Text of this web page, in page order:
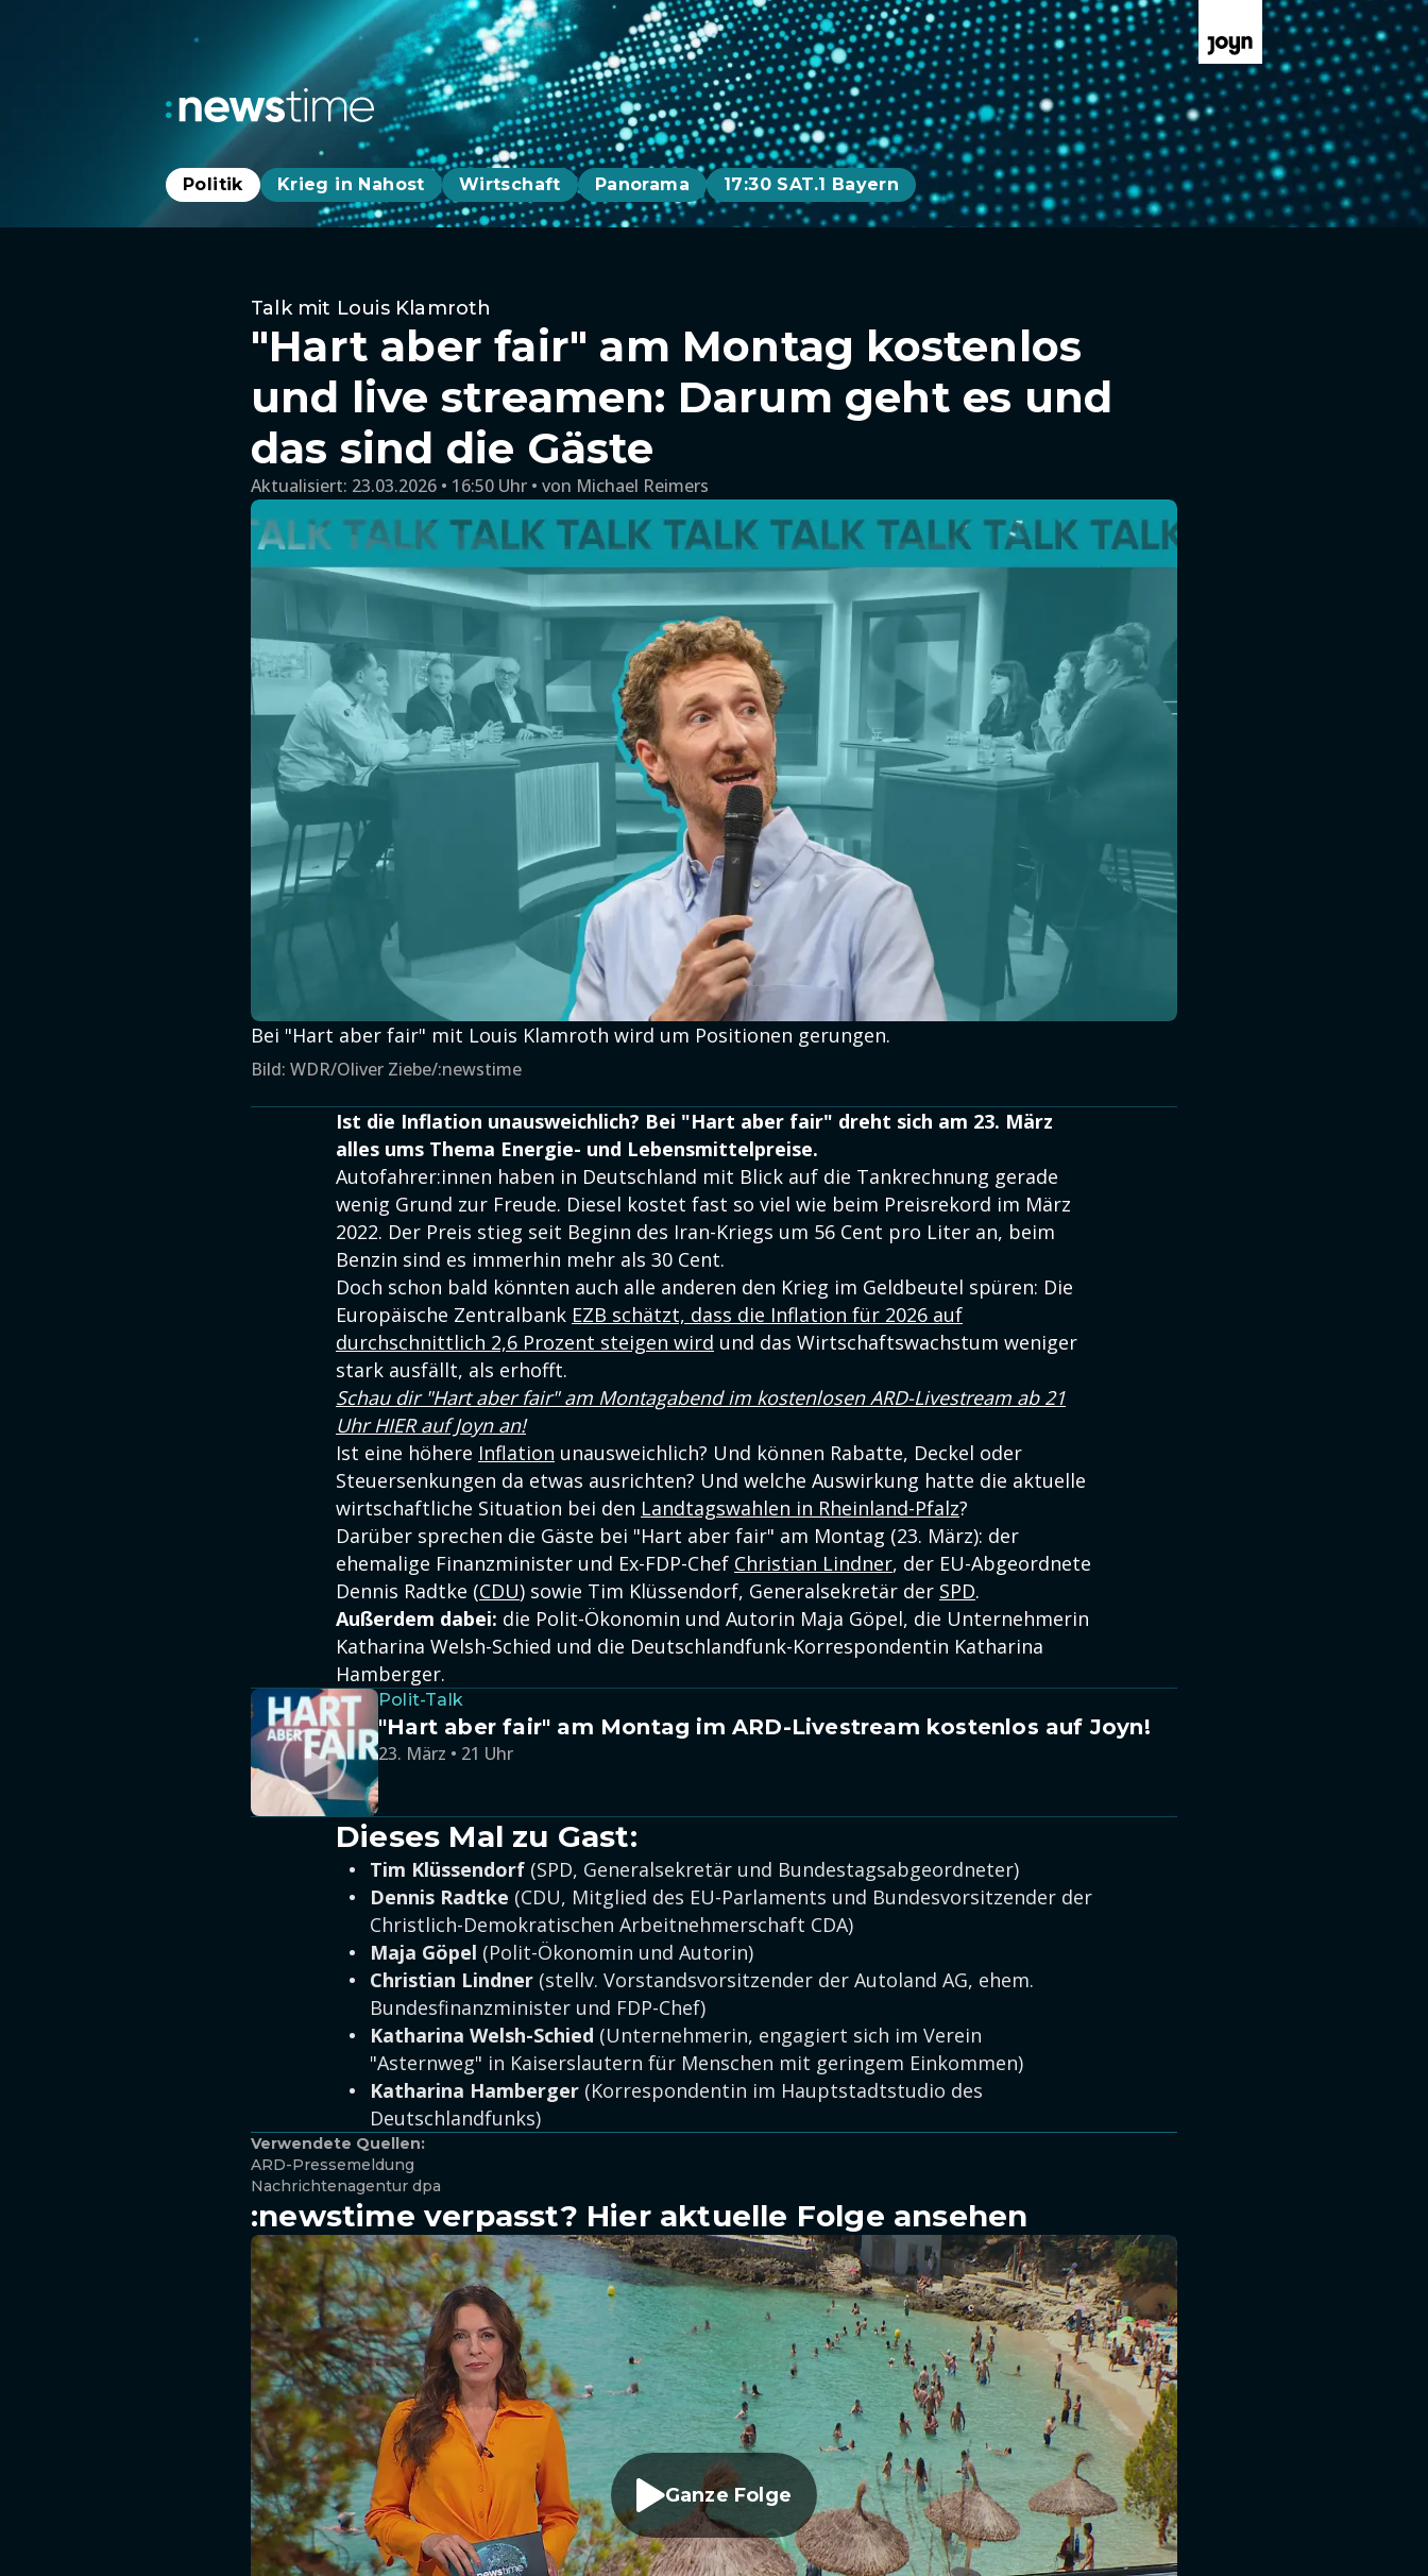
Politik Krieg in Nahost Wirtschaft Panorama 17:30 SAT.1 Bayern
Talk mit Louis Klamroth
"Hart aber fair" am Montag kostenlos
und live streamen: Darum geht es und
das sind die Gäste
Aktualisiert: 23.03.2026 • 16:50 Uhr von Michael Reimers
Bei "Hart aber fair" mit Louis Klamroth wird um Positionen gerungen.
Bild: WDR/Oliver Ziebe/:newstime
Ist die Inflation unausweichlich? Bei "Hart aber fair" dreht sich am 23. März
alles ums Thema Energie- und Lebensmittelpreise.
Autofahrer:innen haben in Deutschland mit Blick auf die Tankrechnung gerade
wenig Grund zur Freude. Diesel kostet fast so viel wie beim Preisrekord im März
2022. Der Preis stieg seit Beginn des Iran-Kriegs um 56 Cent pro Liter an, beim
Benzin sind es immerhin mehr als 30 Cent.
Doch schon bald könnten auch alle anderen den Krieg im Geldbeutel spüren: Die
Europäische Zentralbank EZB schätzt, dass die Inflation für 2026 auf
durchschnittlich 2,6 Prozent steigen wird und das Wirtschaftswachstum weniger
stark ausfällt, als erhofft.
Schau dir "Hart aber fair"am Montagabendim kostenlosen ARD-Livestream ab 21
Uhr HIER auf Joyn an!
Ist eine höhere Inflation unausweichlich? Und können Rabatte, Deckel oder
Steuersenkungen da etwas ausrichten? Und welche Auswirkung hatte die aktuelle
wirtschaftliche Situation bei den Landtagswahlen in Rheinland-Pfalz?
Darüber sprechen die Gäste bei "Hart aber fair" am Montag (23. März): der
ehemalige Finanzminister und Ex-FDP-Chef Christian Lindner, der EU-Abgeordnete
Dennis Radtke (CDU) sowie Tim Klüssendorf, Generalsekretär der SPD.
Außerdem dabei: die Polit-Ökonomin und Autorin Maja Göpel, die Unternehmerin
Katharina Welsh-Schied und die Deutschlandfunk-Korrespondentin Katharina
Hamberger.
Polit-Talk
"Hart aber fair" am Montag im ARD-Livestream kostenlos auf Joyn!
23. März • 21 Uhr
Dieses Mal zu Gast:
Tim Klüssendorf (SPD, Generalsekretär und Bundestagsabgeordneter)
Dennis Radtke (CDU, Mitglied des EU-Parlaments und Bundesvorsitzender der
Christlich-Demokratischen Arbeitnehmerschaft CDA)
Maja Göpel (Polit-Ökonomin und Autorin)
Christian Lindner (stellv. Vorstandsvorsitzender der Autoland AG, ehem.
Bundesfinanzminister und FDP-Chef)
Katharina Welsh-Schied (Unternehmerin, engagiert sich im Verein
"Asternweg" in Kaiserslautern für Menschen mit geringem Einkommen)
Katharina Hamberger (Korrespondentin im Hauptstadtstudio des
Deutschlandfunks)
Verwendete Quellen:
ARD-Pressemeldung
Nachrichtenagentur dpa
:newstime verpasst? Hier aktuelle Folge ansehen
Ganze Folge